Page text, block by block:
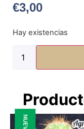
€3,00
Hay existencias